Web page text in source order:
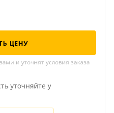
ЦЕНУ
и уточнят условия заказа
уточняйте у